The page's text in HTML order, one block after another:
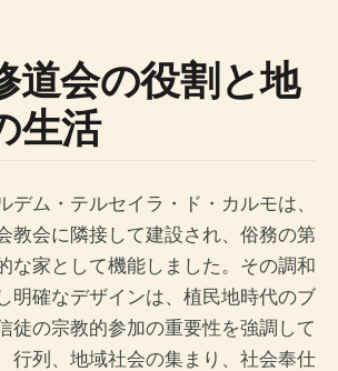
道会の役割と地
生活
デム・テルセイラ・ド・カルモは、
教会に隣接して建設され、俗務の第
な家として機能しました。その調和
明確なデザインは、植民地時代のブ
徒の宗教的参加の重要性を強調して
行列、地域社会の集まり、社会奉仕